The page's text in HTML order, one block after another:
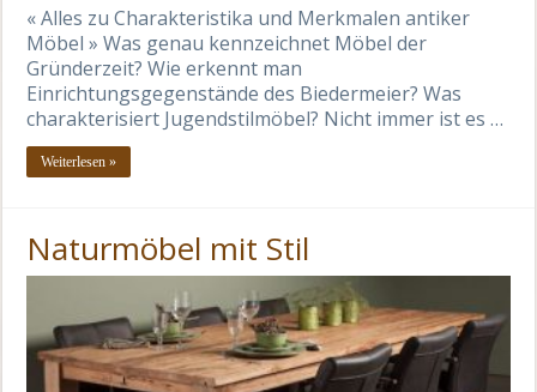
« Alles zu Charakteristika und Merkmalen antiker
Möbel » Was genau kennzeichnet Möbel der
Gründerzeit? Wie erkennt man
Einrichtungsgegenstände des Biedermeier? Was
charakterisiert Jugendstilmöbel? Nicht immer ist es …
Weiterlesen »
Naturmöbel mit Stil